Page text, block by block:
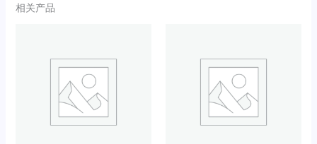
相关产品